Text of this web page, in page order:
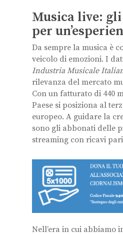
Musica live:
per
Da sempre la musica è
veicolo di emozioni. I
Industria Musicale
rilevanza del mercato
Con un fatturato di 440
Paese si posiziona al
europeo. A guidare la
sono gli abbonati delle
streaming con ricavi
Nell’era in cui abbiamo